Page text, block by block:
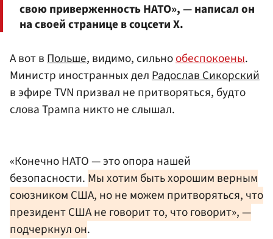
свою приверженность НАТО», — написал он
на своей странице в соцсети X.
А вот вПольше, видимо, сильнообеспокоены.
Министр иностранных делРадослав Сикорский
в эфире TVN призвал не притворяться, будто
слова Трампа никто не слышал.
«Конечно НАТО — это опора нашей
безопасности. Мы хотим быть хорошим верным
союзником США, но не можем притворяться, что
президент США не говорит то, что говорит», —
подчеркнул он.